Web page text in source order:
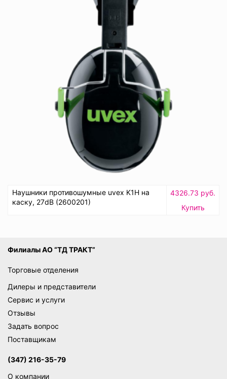
Наушники противошумные uvex K1H на
каску, 27dB (2600201)
4326.73 руб.
Купить
Филиалы АО “ТД ТРАКТ”
Торговые отделения
Дилеры и представители
Сервис и услуги
Отзывы
Задать вопрос
Поставщикам
(347) 216-35-79
О компании